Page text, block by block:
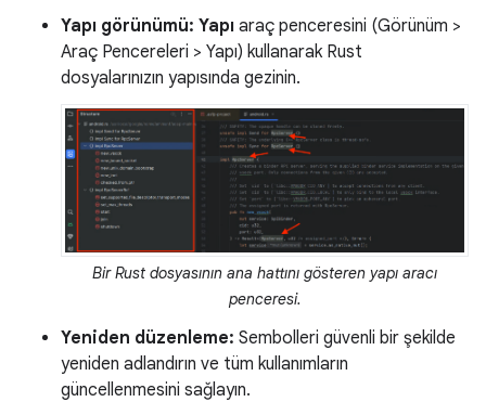
Yapı görünümü: Yapı araç penceresini (Görünüm >
Araç Pencereleri > Yapı) kullanarak Rust
dosyalarınızın yapısında gezinin.
Bir Rust dosyasının ana hattını gösteren yapı aracı
penceresi.
Yeniden düzenleme: Sembolleri güvenli bir şekilde
yeniden adlandırın ve tüm kullanımların
güncellenmesini sağlayın.